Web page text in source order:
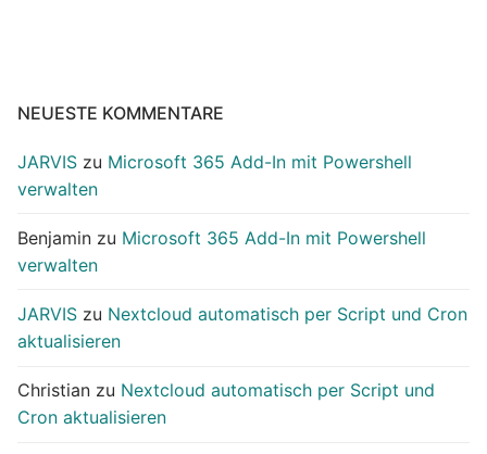
NEUESTE KOMMENTARE
JARVIS zu Microsoft 365 Add-In mit Powershell
verwalten
Benjamin zu Microsoft 365 Add-In mit Powershell
verwalten
JARVIS zu Nextcloud automatisch per Script und Cron
aktualisieren
Christian zu Nextcloud automatisch per Script und
Cron aktualisieren